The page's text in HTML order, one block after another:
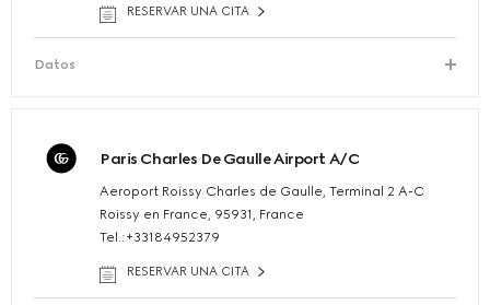
RESERVAR UNA CITA
Datos
Paris Charles De Gaulle Airport A/C
Aeroport Roissy Charles de Gaulle, Terminal 2 A-C
Roissy en France, 95931, France
Tel.:+33184952379
RESERVAR UNA CITA